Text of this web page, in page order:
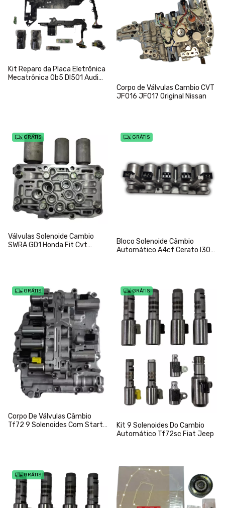
Kit Reparo da Placa Eletrônica
Mecatrônica 0b5 Dl501 Audi
Corpo de Válvulas Cambio CVT
JF016 JF017 Original Nissan
GRÁTIS
Válvulas Solenoide Cambio
SWRA GD1 Honda Fit Cvt
GRÁTIS
Bloco Solenoide Câmbio
Automático A4cf Cerato I30
GRÁTIS
Corpo De Válvulas Câmbio
Tf72 9 Solenoides Com Start
GRÁTIS
Kit 9 Solenoides Do Cambio
Automático Tf72sc Fiat Jeep
GRÁTIS